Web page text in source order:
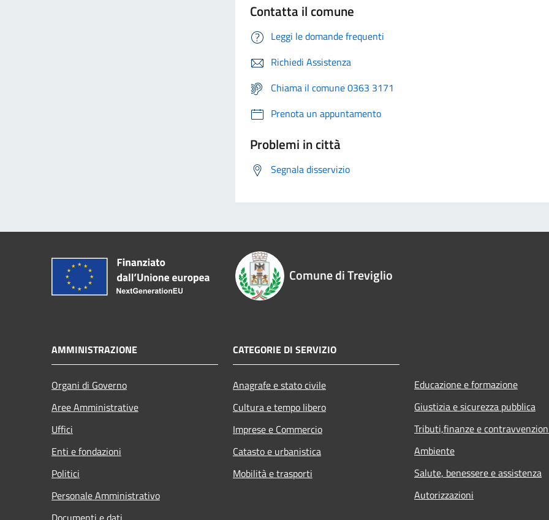
Contatta il comune
Leggi le domande frequenti
Richiedi Assistenza
Chiama il comune 0363 3171
Prenota un appuntamento
Problemi in città
Segnala disservizio
Comune di Treviglio
AMMINISTRAZIONE
Organi di Governo
Aree Amministrative
Uffici
Enti e fondazioni
Politici
Personale Amministrativo
CATEGORIE DI SERVIZIO
Anagrafe e stato civile
Cultura e tempo libero
Imprese e Commercio
Catasto e urbanistica
Mobilità e trasporti
Educazione e formazione
Giustizia e sicurezza pubblica
Tributi,finanze e
Ambiente
Salute, benessere e assistenza
Autorizzazioni